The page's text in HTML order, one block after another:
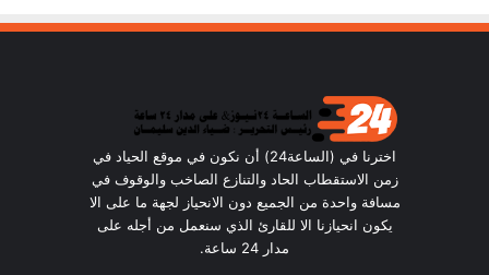
اخترنا في (الساعة24) أن نكون في موقع الحياد في
زمن الاستقطاب الحاد والتنازع الصاخب والوقوف في
مسافة واحدة من الجميع دون الانحياز لجهة ما على الا
يكون انحيازنا الا للقارئ الذي سنعمل من أجله على
مدار 24 ساعة.